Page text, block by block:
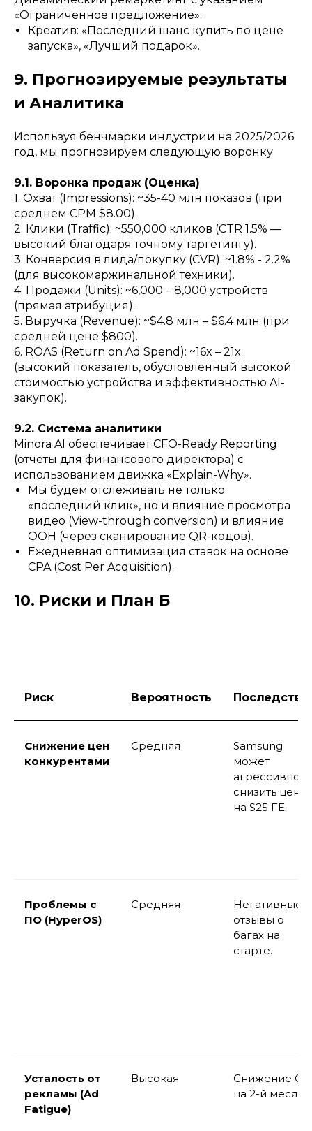
«Ограниченное предложение».
Креатив: «Последний шанс купить по цене
запуска», «Лучший подарок».
9. Прогнозируемые результаты
и Аналитика
Используя бенчмарки индустрии на 2025/2026
год, мы прогнозируем следующую воронку
9.1. Воронка продаж (Оценка)
1. Охват (Impressions): ~35-40 млн показов (при
среднем CPM $8.00).
2. Клики (Traffic): ~550,000 кликов (CTR 1.5% —
высокий благодаря точному таргетингу).
3. Конверсия в лида/покупку (CVR): ~1.8% - 2.2%
(для высокомаржинальной техники).
4. Продажи (Units): ~6,000 – 8,000 устройств
(прямая атрибуция).
5. Выручка (Revenue): ~$4.8 млн – $6.4 млн (при
средней цене $800).
6. ROAS (Return on Ad Spend): ~16x – 21x
(высокий показатель, обусловленный высокой
стоимостью устройства и эффективностью AI-
закупок).
9.2. Система аналитики
Minora AI обеспечивает CFO-Ready Reporting
(отчеты для финансового директора) с
использованием движка «Explain-Why».
Мы будем отслеживать не только
«последний клик», но и влияние просмотра
видео (View-through conversion) и влияние
OOH (через сканирование QR-кодов).
Ежедневная оптимизация ставок на основе
CPA (Cost Per Acquisition).
10. Риски и План Б
Риск Вероятность
Снижение цен
конкурентами
Средняя
Samsung
может
агрессивно
снизить цену
на S25 FE.
Проблемы с
ПО (HyperOS)
Средняя
Негативные
отзывы о
багах на
старте.
Усталость от
рекламы (Ad
Fatigue)
Высокая
Снижение
на 2-й месяц.